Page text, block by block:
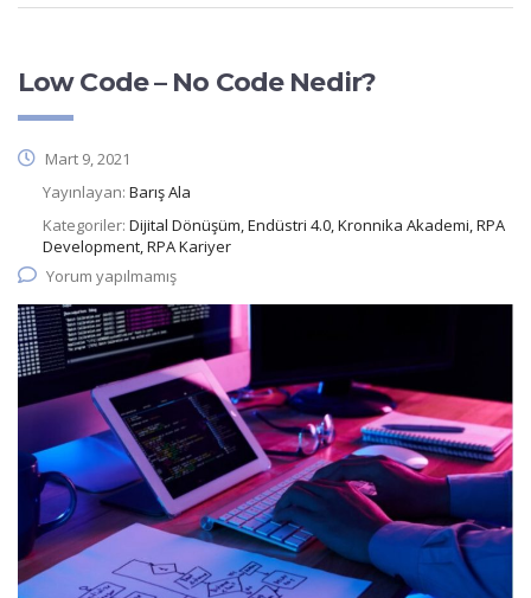
Low Code – No Code Nedir?
Mart 9, 2021
Yayınlayan: Barış Ala
Kategoriler: Dijital Dönüşüm, Endüstri 4.0, Kronnika Akademi, RPA
Development, RPA Kariyer
Yorum yapılmamış